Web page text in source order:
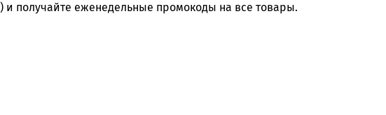
) и получайте еженедельные промокоды на все товары.